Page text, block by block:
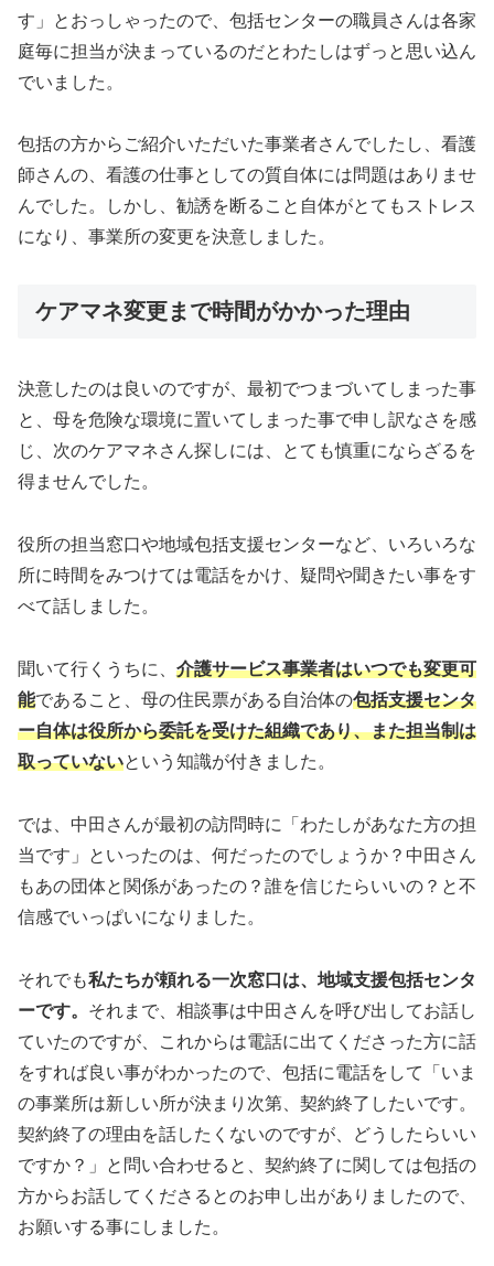
す」とおっしゃったので、包括センターの職員さんは各家
庭毎に担当が決まっているのだとわたしはずっと思い込ん
でいました。
包括の方からご紹介いただいた事業者さんでしたし、看護
師さんの、看護の仕事としての質自体には問題はありませ
んでした。しかし、勧誘を断ること自体がとてもストレス
になり、事業所の変更を決意しました。
ケアマネ変更まで時間がかかった理由
決意したのは良いのですが、最初でつまづいてしまった事
と、母を危険な環境に置いてしまった事で申し訳なさを感
じ、次のケアマネさん探しには、とても慎重にならざるを
得ませんでした。
役所の担当窓口や地域包括支援センターなど、いろいろな
所に時間をみつけては電話をかけ、疑問や聞きたい事をす
べて話しました。
聞いて行くうちに、 介護サービス事業者はいつでも変更可
能であること、母の住民票がある自治体の包括支援センタ
ー自体は役所から委託を受けた組織であり、また担当制は
取っていないという知識が付きました。
では、中田さんが最初の訪問時に「わたしがあなた方の担
当です」といったのは、何だったのでしょうか？中田さん
もあの団体と関係があったの？誰を信じたらいいの？と不
信感でいっぱいになりました。
それでも私たちが頼れる一次窓口は、地域支援包括センタ
ーです。 それまで、相談事は中田さんを呼び出してお話し
ていたのですが、これからは電話に出てくださった方に話
をすれば良い事がわかったので、包括に電話をして「いま
の事業所は新しい所が決まり次第、契約終了したいです。
契約終了の理由を話したくないのですが、どうしたらいい
ですか？」と問い合わせると、契約終了に関しては包括の
方からお話してくださるとのお申し出がありましたので、
お願いする事にしました。